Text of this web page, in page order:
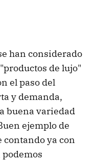
han considerado
de lujo"
el paso del
y demanda,
buena variedad
ejemplo de
contando ya con